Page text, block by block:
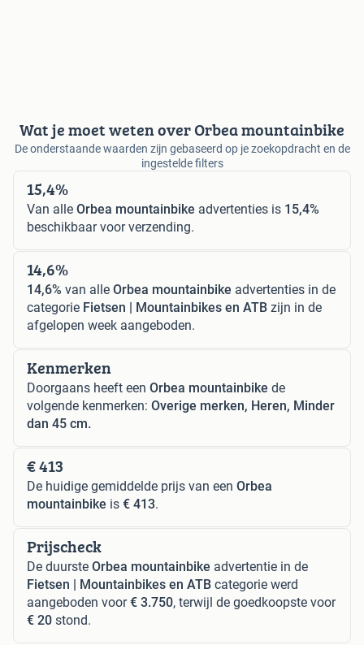
Wat je moet weten over Orbea mountainbike
De onderstaande waarden zijn gebaseerd op je zoekopdracht en de
ingestelde filters
15,4%
Van alle Orbea mountainbike advertenties is 15,4%
beschikbaar voor verzending.
14,6%
14,6% van alle Orbea mountainbike advertenties in de
categorie Fietsen | Mountainbikes en ATB zijn in de
afgelopen week aangeboden.
Kenmerken
Doorgaans heeft een Orbea mountainbike de
volgende kenmerken: Overige merken, Heren, Minder
dan 45 cm.
€ 413
De huidige gemiddelde prijs van een Orbea
mountainbike is € 413.
Prijscheck
De duurste Orbea mountainbike advertentie in de
Fietsen | Mountainbikes en ATB categorie werd
aangeboden voor€ 3.750, terwijl de goedkoopste voor
€ 20 stond.